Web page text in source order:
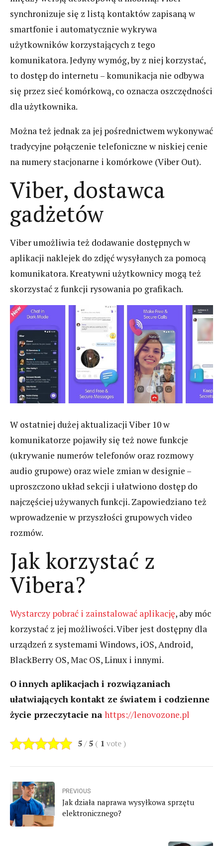
synchronizuje się z listą kontaktów zapisaną w
smartfonie i automatycznie wykrywa
użytkowników korzystających z tego
komunikatora. Jedyny wymóg, by z niej korzystać,
to dostęp do internetu – komunikacja nie odbywa
się przez sieć komórkową, co oznacza oszczędności
dla użytkownika.
Można też jednak za jej pośrednictwem wykonywać
tradycyjne połączenie telefoniczne w niskiej cenie
na numery stacjonarne i komórkowe (Viber Out).
Viber, dostawca
gadżetów
Viber umożliwia też dodawanie dostępnych w
aplikacji naklejek do zdjęć wysyłanych za pomocą
komunikatora. Kreatywni użytkownicy mogą też
skorzystać z funkcji rysowania po grafikach.
W ostatniej dużej aktualizacji Viber 10 w
komunikatorze pojawiły się też nowe funkcje
(ukrywanie numerów telefonów oraz rozmowy
audio grupowe) oraz wiele zmian w designie –
uproszczono układ sekcji i ułatwiono dostęp do
najczęściej używanych funkcji. Zapowiedziano też
wprowadzenie w przyszłości grupowych video
rozmów.
Jak korzystać z
Vibera?
Wystarczy pobrać i zainstalować aplikację, aby móc
korzystać z jej możliwości. Viber jest dostępny dla
urządzeń z systemami Windows, iOS, Android,
BlackBerry OS, Mac OS, Linux i innymi.
O innych aplikacjach i rozwiązaniach
ułatwiających kontakt ze światem i codzienne
życie przeczytacie na https://lenovozone.pl
5 / 5 ( 1 vote)
PREVIOUS
Jak działa naprawa wysyłkowa sprzętu
elektronicznego?